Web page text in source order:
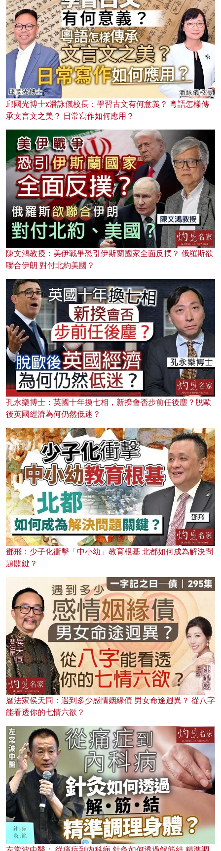
邱國光博士x潘詠儀校長：學習古文有何意義？ 粵語怎樣傳
承文言文之美？ 日常寫作如何應用？
陳文鴻教授：美伊戰爭恐引伊斯蘭國家全面反撲？ 俄羅斯欲
聯合伊朗 對付北約美國？
孔永樂博士：英國十年換七相，新揆會否步前任後塵？脫歐
後英國經濟為何仍然低迷？
鄧飛：少子化衝擊「中小幼」教育根基 北都如何成為解決問
題關鍵？
曆法家侯天同：遇到多少感情姻緣債 男女命途迥異？ 從八字
能看透你的七情六欲？